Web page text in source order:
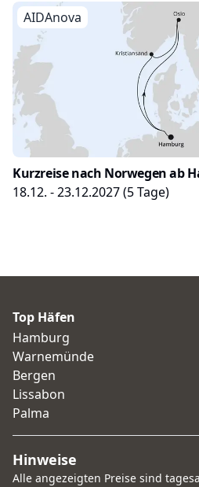
AIDAnova
Kurzreise nach Norwegen ab
18.12. - 23.12.2027(5Tage)
Top Häfen
Hamburg
Warnemünde
Bergen
Lissabon
Palma
Hinweise
Alle angezeigten Preise sind